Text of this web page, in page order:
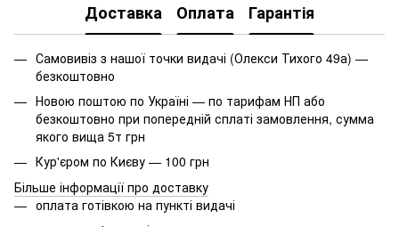
Доставка Оплата Гарантія
Самовивіз з нашої точки видачі (Олекси Тихого 49а) —
безкоштовно
Новою поштою по Україні — по тарифам НП або
безкоштовно при попередній сплаті замовлення, сумма
якого вища 5т грн
Кур'єром по Києву — 100 грн
Більше інформації про доставку
оплата готівкою на пункті видачі